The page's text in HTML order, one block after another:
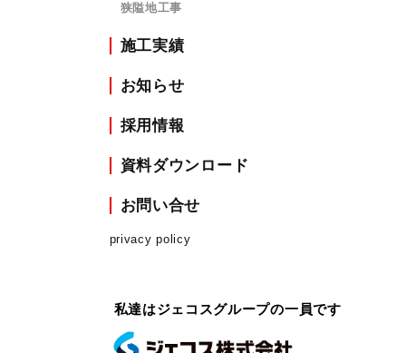
狭隘地工事
施工実績
お知らせ
採用情報
資料ダウンロード
お問い合せ
privacy policy
私達はジェコスグループの一員です